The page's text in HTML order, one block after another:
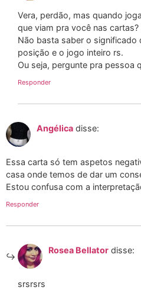
Vera, perdão, mas quando
que viam pra você nas cartas?
Não basta saber o significado
posição e o jogo inteiro rs.
Ou seja, pergunte pra pessoa
Responder
Angélica disse:
Essa carta só tem aspetos
casa onde temos de dar um
Estou confusa com a
Responder
Rosea Bellator disse:
srsrsrs